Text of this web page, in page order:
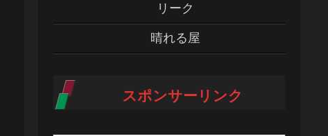
リーク
晴れる屋
スポンサーリンク